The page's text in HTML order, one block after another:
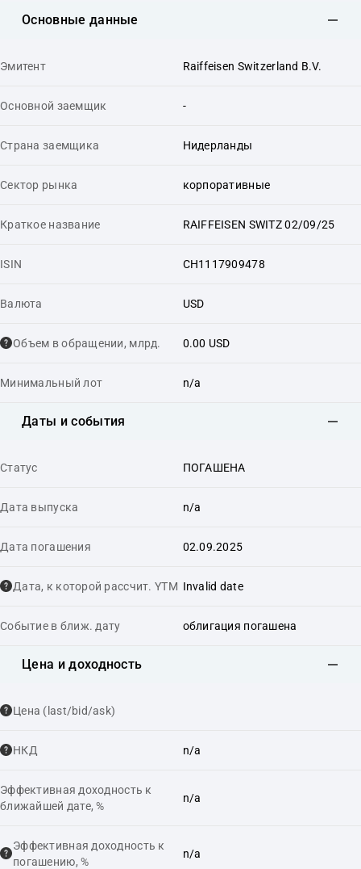
Основные данные
Эмитент Raiffeisen Switzerland B.V.
Основной заемщик -
Страна заемщика Нидерланды
Сектор рынка корпоративные
Краткое название RAIFFEISEN SWITZ 02/09/25
ISIN CH1117909478
Валюта USD
Объем в обращении, млрд. 0.00 USD
Минимальный лот n/a
Даты и события
Статус ПОГАШЕНА
Дата выпуска n/a
Дата погашения 02.09.2025
Дата, к которой рассчит. YTM Invalid date
Событие в ближ. дату облигация погашена
Цена и доходность
Цена (last/bid/ask)
НКД n/a
Эффективная доходность к
ближайшей дате, %
n/a
Эффективная доходность к
погашению, %
n/a